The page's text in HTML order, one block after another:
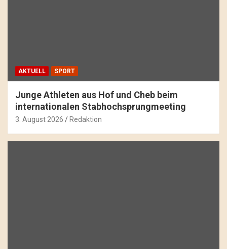
AKTUELL SPORT
Junge Athleten aus Hof und Cheb beim
internationalen Stabhochsprungmeeting
3. August 2026 Redaktion